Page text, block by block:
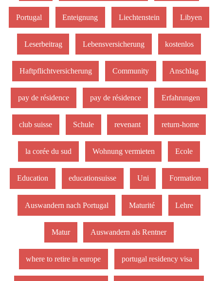
Portugal Enteignung Liechtenstein Libyen
Leserbeitrag Lebensversicherung kostenlos
Haftpflichtversicherung Community Anschlag
pay de résidence pay de résidence Erfahrungen
club suisse Schule revenant return-home
la corée du sud Wohnung vermieten Ecole
Education educationsuisse Uni Formation
Auswandern nach Portugal Maturité Lehre
Matur Auswandern als Rentner
where to retire in europe portugal residency visa